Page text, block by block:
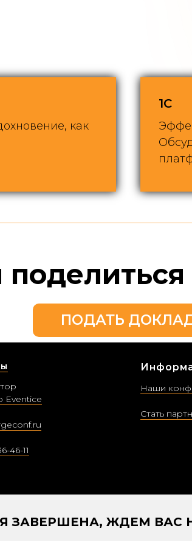
как
1С
ПОДАТЬ
ЗАВЕРШЕНА, ЖДЕМ ВАС
Eventice
46-11
Наши
Стать